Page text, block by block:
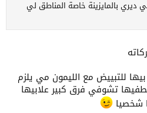
بالمايزينة خاصة المناطق لي
للتبييض مع الليمون مي يلزم
تشوفي فرق كبير علابيها
شخصيا